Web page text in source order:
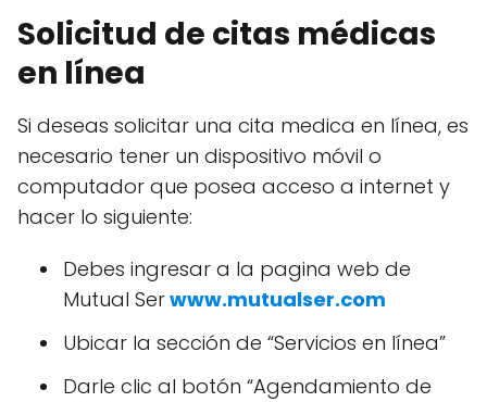
Solicitud de citas médicas
en línea
Si deseas solicitar una cita medica en línea, es
necesario tener un dispositivo móvil o
computador que posea acceso a internet y
hacer lo siguiente:
Debes ingresar a la pagina web de
Mutual Serwww.mutualser.com
Ubicar la sección de “Servicios en línea”
Darle clic al botón “Agendamiento de